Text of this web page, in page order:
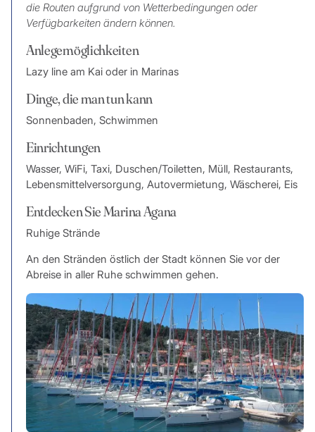
die Routen aufgrund von Wetterbedingungen oder
Verfügbarkeiten ändern können.
Anlegemöglichkeiten
Lazy line am Kai oder in Marinas
Dinge, die man tun kann
Sonnenbaden, Schwimmen
Einrichtungen
Wasser, WiFi, Taxi, Duschen/Toiletten, Müll, Restaurants,
Lebensmittelversorgung, Autovermietung, Wäscherei, Eis
Entdecken Sie Marina Agana
Ruhige Strände
An den Stränden östlich der Stadt können Sie vor der
Abreise in aller Ruhe schwimmen gehen.